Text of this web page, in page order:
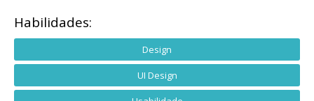
Habilidades:
Design
UI Design